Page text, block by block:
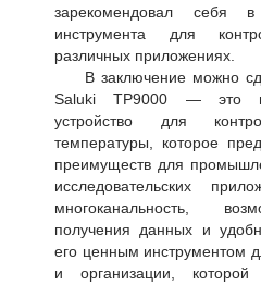
зарекомендовал себя в
инструмента для
различных приложениях.
В заключение можно
Saluki TP9000 — это
устройство для
температуры, которое
преимуществ для
исследовательских
многоканальность,
получения данных и
его ценным инструментом
и организации,